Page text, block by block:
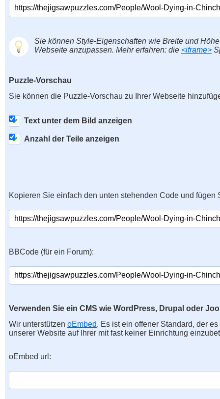
Sie können Style-Eigenschaften wie Breite und
Webseite anzupassen. Mehr erfahren: die <iframe>
Puzzle-Vorschau
Sie können die Puzzle-Vorschau zu Ihrer Webseite
Text unter dem Bild anzeigen
Anzahl der Teile anzeigen
Kopieren Sie einfach den unten stehenden Code und fügen
BBCode (für ein Forum):
Verwenden Sie ein CMS wie WordPress, Drupal oder
Wir unterstützen oEmbed. Es ist ein offener Standard, der
unserer Website auf Ihrer mit fast keiner Einrichtung
oEmbed url: